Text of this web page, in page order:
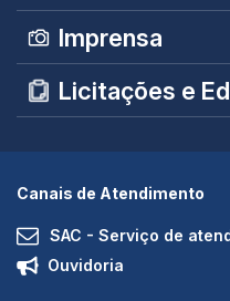
Imprensa
Licitações e
Canais de Atendimento
SAC - Serviço de
Ouvidoria